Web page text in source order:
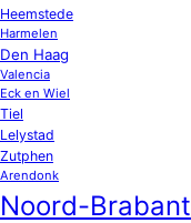
Heemstede
Harmelen
Den Haag
Valencia
Eck en Wiel
Tiel
Lelystad
Zutphen
Arendonk
Noord-Brabant